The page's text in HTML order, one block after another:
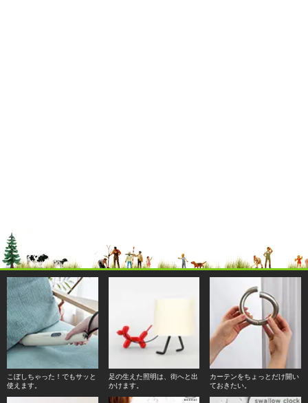
こぼしちゃった！でもサッと
使えます。
足の生えた照明は、街へと出
かけます。
カーテンをちょっとだけ開い
ておきたい。